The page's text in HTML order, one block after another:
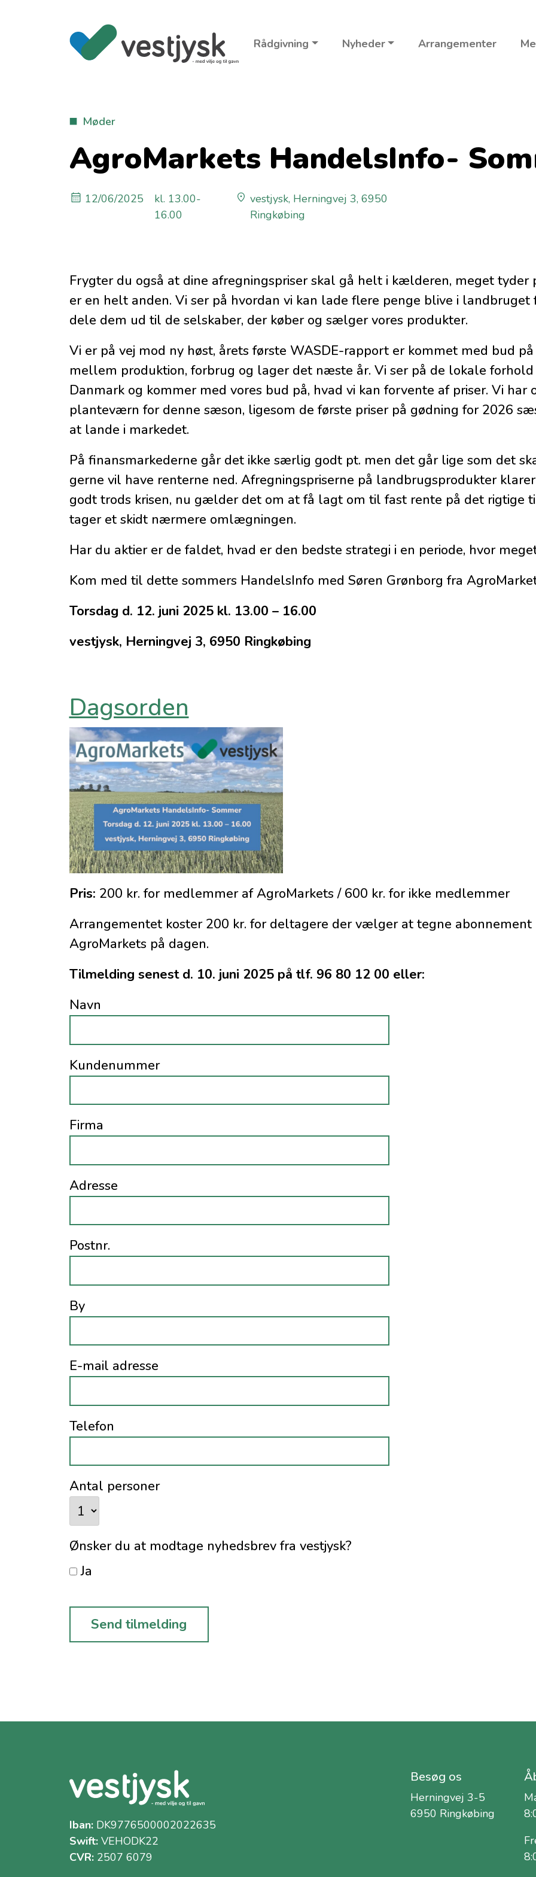
Rådgivning Nyheder Arrangementer
Møder
AgroMarkets HandelsInfo-
12/06/2025
kl. 13.00-
16.00
vestjysk, Herningvej 3, 6950
Ringkøbing
Frygter du også at dine afregningspriser skal gå helt i kælderen, meget tyder
er en helt anden. Vi ser på hvordan vi kan lade flere penge blive i landbruget
dele dem ud til de selskaber, der køber og sælger vores produkter.
Vi er på vej mod ny høst, årets første WASDE-rapport er kommet med bud
mellem produktion, forbrug og lager det næste år. Vi ser på de lokale forhold
Danmark og kommer med vores bud på, hvad vi kan forvente af priser. Vi har
planteværn for denne sæson, ligesom de første priser på gødning for 2026
at lande i markedet.
På finansmarkederne går det ikke særlig godt pt. men det går lige som det
gerne vil have renterne ned. Afregningspriserne på landbrugsprodukter
godt trods krisen, nu gælder det om at få lagt om til fast rente på det rigtige
tager et skidt nærmere omlægningen.
Har du aktier er de faldet, hvad er den bedste strategi i en periode, hvor
Kom med til dette sommers HandelsInfo med Søren Grønborg fra
Torsdag d. 12. juni 2025 kl. 13.00 – 16.00
vestjysk, Herningvej 3, 6950 Ringkøbing
Dagsorden
Pris: 200 kr. for medlemmer af AgroMarkets / 600 kr. for ikke medlemmer
Arrangementet koster 200 kr. for deltagere der vælger at tegne abonnement
AgroMarkets på dagen.
Tilmelding senest d. 10. juni 2025 på tlf. 96 80 12 00 eller:
Navn
Kundenummer
Firma
Adresse
Postnr.
By
E-mail adresse
Telefon
Antal personer
Ønsker du at modtage nyhedsbrev fra vestjysk?
Ja
Iban:DK9776500002022635
Swift:VEHODK22
CVR:2507 6079
Besøg os
Herningvej 3-5
6950 Ringkøbing